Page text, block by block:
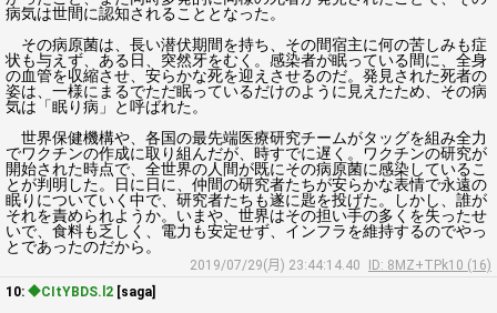
病気は世間に認知されることとなった。
その病原菌は、長い潜伏期間を持ち、その間宿主に何の苦しみも症
状も与えず、ある日、突然牙をむく。感染者が眠っている間に、全身
の血管を収縮させ、安らかな死を迎えさせるのだ。発見された死者の
姿は、一様にまるでただ眠っているだけのように見えたため、その病
気は「眠り病」と呼ばれた。
世界保健機構や、各国の最先端医療研究チームがタッグを組み全力
でワクチンの作成に取り組んだが、時すでに遅く。ワクチンの研究が
開始された時点で、全世界の人間が既にその病原菌に感染しているこ
とが判明した。日に日に、仲間の研究者たちが安らかな表情で永遠の
眠りについていく中で、研究者たちも遂に匙を投げた。しかし、誰が
それを責められようか。いまや、世界はその担い手の多くを失ったせ
いで、食料も乏しく、電力も安定せず、インフラを維持するのでやっ
とであったのだから。
2019/07/29(月) 23:44:14.40
ID: 8MZ+TPk10 (16)
10: ◆CItYBDS.l2 [saga]